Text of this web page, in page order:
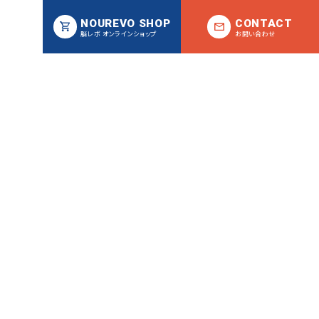
NOUREVO SHOP
脳レボ オンラインショップ
CONTACT
お問い合わせ